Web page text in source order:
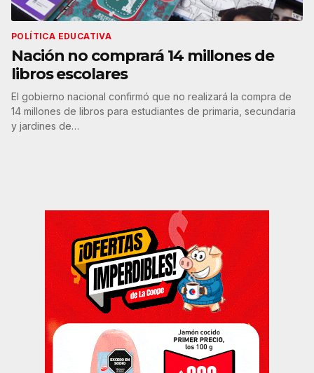
POLÍTICA EDUCATIVA
Nación no comprará 14 millones de
libros escolares
El gobierno nacional confirmó que no realizará la compra de
14 millones de libros para estudiantes de primaria, secundaria
y jardines de…